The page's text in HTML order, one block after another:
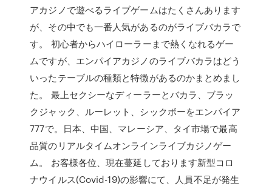
アカジノで遊べるライブゲームはたくさんあります
が、その中でも一番人気があるのがライブバカラで
す。 初心者からハイローラーまで熱くなれるゲー
ムですが、エンパイアカジノのライブバカラはどう
いったテーブルの種類と特徴があるのかまとめまし
た。 最上セクシーなディーラーとバカラ、ブラッ
クジャック、ルーレット、シックボーをエンパイア
777で。日本、中国、マレーシア、タイ市場で最高
品質のリアルタイムオンラインライブカジノゲー
ム。 お客様各位、現在蔓延しております新型コロ
ナウイルス(Covid-19)の影響にて、人員不足が発生